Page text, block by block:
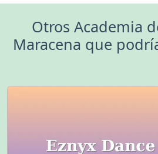
Otros Academia
Maracena que